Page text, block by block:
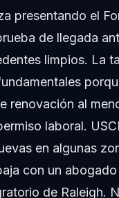
presentando el
de llegada
limpios. La
renovación al
laboral.
en algunas
con un
de Raleigh.